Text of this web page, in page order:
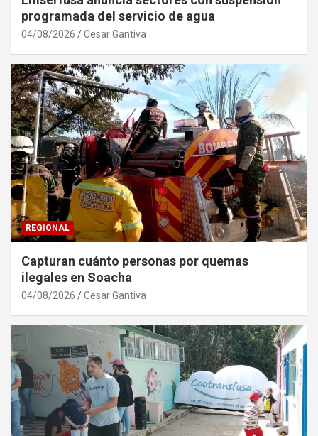
programada del servicio de agua
04/08/2026 Cesar Gantiva
REGIONAL
Capturan cuánto personas por quemas
ilegales en Soacha
04/08/2026 Cesar Gantiva